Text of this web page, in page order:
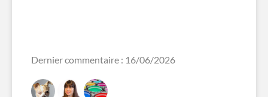
Dernier commentaire : 16/06/2026